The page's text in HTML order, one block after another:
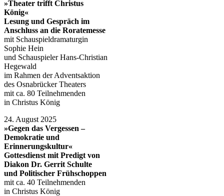
»Theater trifft Christus
König«
Lesung und Gespräch im
Anschluss an die Roratemesse
mit Schauspieldramaturgin
Sophie Hein
und Schauspieler Hans-Christian
Hegewald
im Rahmen der Adventsaktion
des Osnabrücker Theaters
mit ca. 80 Teilnehmenden
in Christus König
24. August 2025
»Gegen das Vergessen –
Demokratie und
Erinnerungskultur«
Gottesdienst mit Predigt von
Diakon Dr. Gerrit Schulte
und Politischer Frühschoppen
mit ca. 40 Teilnehmenden
in Christus König